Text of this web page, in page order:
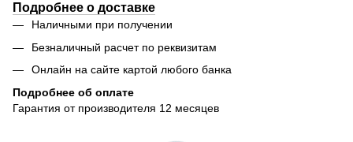
Подробнее о доставке
Наличными при получении
Безналичный расчет по реквизитам
Онлайн на сайте картой любого банка
Подробнее об оплате
Гарантия от производителя 12 месяцев